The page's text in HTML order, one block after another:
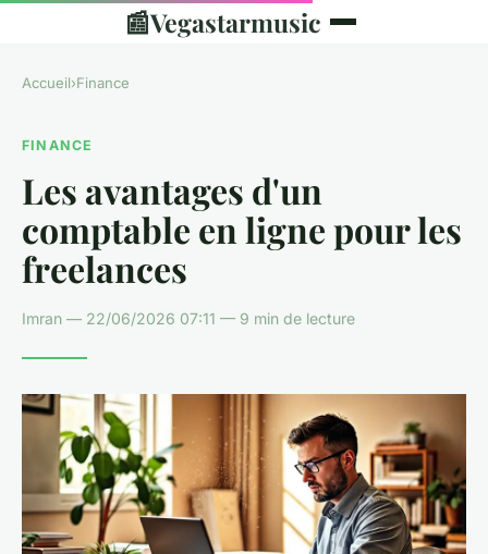
📰Vegastarmusic
Accueil›Finance
FINANCE
Les avantages d'un
comptable en ligne pour les
freelances
Imran — 22/06/2026 07:11 — 9 min de lecture